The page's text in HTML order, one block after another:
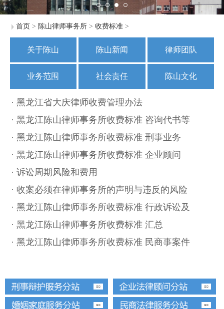
首页 > 陈山律师事务所> 收费标准>
关于陈山 陈山新闻 律师团队
业务范围 社会责任 陈山文化
加盟陈山 收案流程
办公环境 版权声明 联系我们
· 黑龙江省大庆律师收费管理办法
· 黑龙江陈山律师事务所收费标准 咨询代书等
· 黑龙江陈山律师事务所收费标准 刑事业务
· 黑龙江陈山律师事务所收费标准 企业顾问
· 诉讼周期风险和费用
· 收案必须在律师事务所的声明与违反的风险
· 黑龙江陈山律师事务所收费标准 行政诉讼及
· 黑龙江陈山律师事务所收费标准 汇总
· 黑龙江陈山律师事务所收费标准 民商事案件